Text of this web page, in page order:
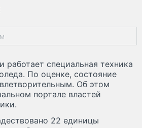
работает специальная техника
По оценке, состояние
Об этом
портале властей
22 единицы